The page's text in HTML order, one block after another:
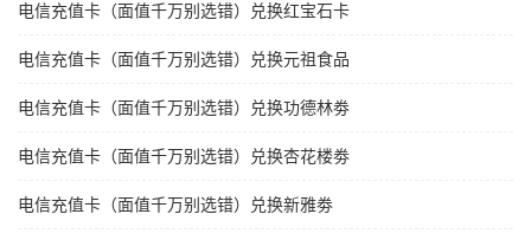
电信充值卡（面值千万别选错）兑换红宝石卡
电信充值卡（面值千万别选错）兑换元祖食品
电信充值卡（面值千万别选错）兑换功德林劵
电信充值卡（面值千万别选错）兑换杏花楼劵
电信充值卡（面值千万别选错）兑换新雅劵